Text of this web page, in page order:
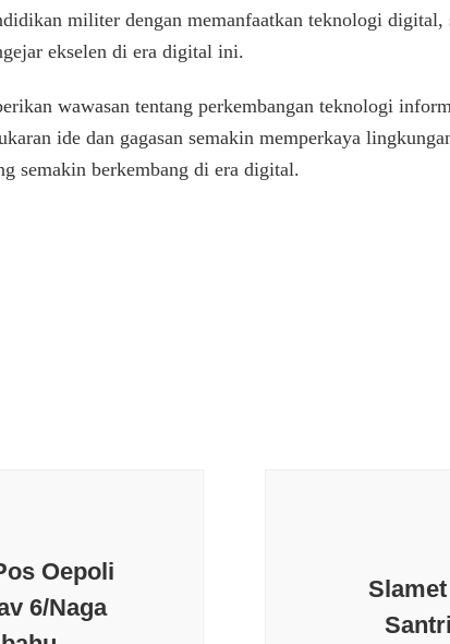
militer dengan memanfaatkan teknologi digital,
ekselen di era digital ini.
wawasan tentang perkembangan teknologi
ide dan gagasan semakin memperkaya
semakin berkembang di era digital.
Oepoli
6/Naga